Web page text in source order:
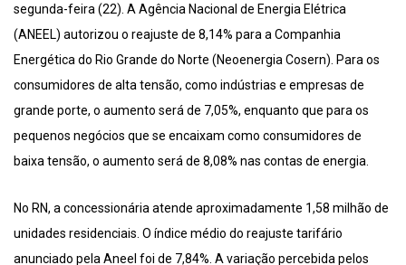
segunda-feira (22). A Agência Nacional de Energia Elétrica
(ANEEL) autorizou o reajuste de 8,14% para a Companhia
Energética do Rio Grande do Norte (Neoenergia Cosern). Para os
consumidores de alta tensão, como indústrias e empresas de
grande porte, o aumento será de 7,05%, enquanto que para os
pequenos negócios que se encaixam como consumidores de
baixa tensão, o aumento será de 8,08% nas contas de energia.
No RN, a concessionária atende aproximadamente 1,58 milhão de
unidades residenciais. O índice médio do reajuste tarifário
anunciado pela Aneel foi de 7,84%. A variação percebida pelos